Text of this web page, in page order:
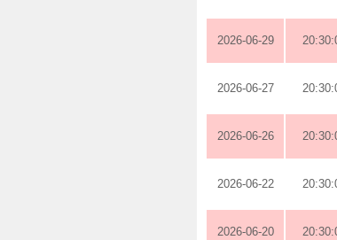
2026-06-29
2026-06-27
2026-06-26
2026-06-22
2026-06-20